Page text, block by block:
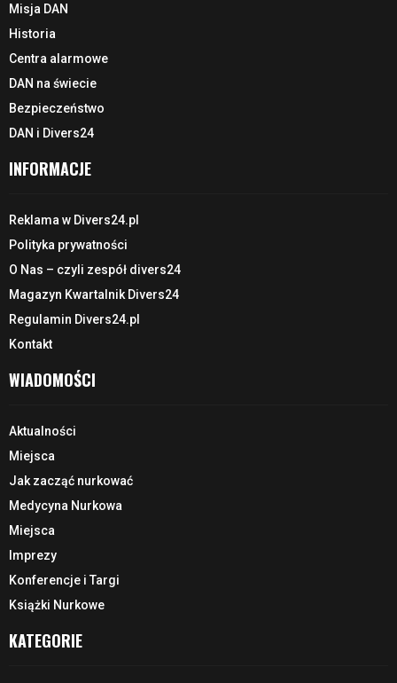
Misja DAN
Historia
Centra alarmowe
DAN na świecie
Bezpieczeństwo
DAN i Divers24
INFORMACJE
Reklama w Divers24.pl
Polityka prywatności
O Nas – czyli zespół divers24
Magazyn Kwartalnik Divers24
Regulamin Divers24.pl
Kontakt
WIADOMOŚCI
Aktualności
Miejsca
Jak zacząć nurkować
Medycyna Nurkowa
Miejsca
Imprezy
Konferencje i Targi
Książki Nurkowe
KATEGORIE